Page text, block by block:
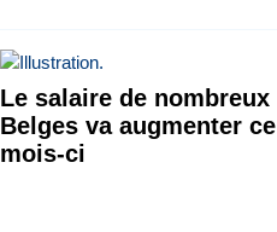
Le salaire de nombreux
Belges va augmenter ce
mois-ci